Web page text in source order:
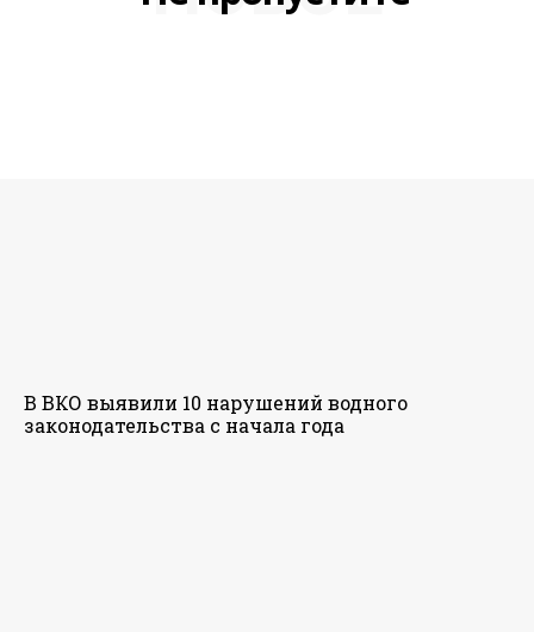
В ВКО выявили 10 нарушений водного
законодательства с начала года